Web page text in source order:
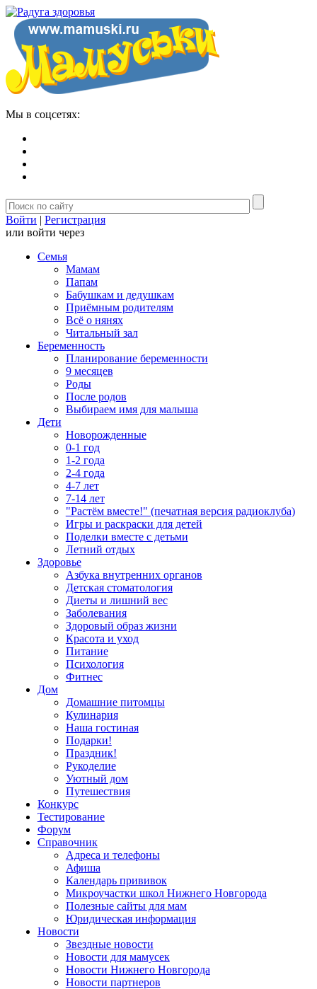
Мы в соцсетях:
Войти | Регистрация
или войти через
Семья
Мамам
Папам
Бабушкам и дедушкам
Приёмным родителям
Всё о нянях
Читальный зал
Беременность
Планирование беременности
9 месяцев
Роды
После родов
Выбираем имя для малыша
Дети
Новорожденные
0-1 год
1-2 года
2-4 года
4-7 лет
7-14 лет
"Растём вместе!" (печатная версия радиоклуба)
Игры и раскраски для детей
Поделки вместе с детьми
Летний отдых
Здоровье
Азбука внутренних органов
Детская стоматология
Диеты и лишний вес
Заболевания
Здоровый образ жизни
Красота и уход
Питание
Психология
Фитнес
Дом
Домашние питомцы
Кулинария
Наша гостиная
Подарки!
Праздник!
Рукоделие
Уютный дом
Путешествия
Конкурс
Тестирование
Форум
Справочник
Адреса и телефоны
Афиша
Календарь прививок
Микроучастки школ Нижнего Новгорода
Полезные сайты для мам
Юридическая информация
Новости
Звездные новости
Новости для мамусек
Новости Нижнего Новгорода
Новости партнеров